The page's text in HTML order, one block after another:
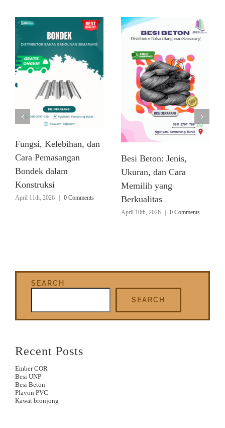
Fungsi, Kelebihan, dan
Cara Pemasangan
Bondek dalam
Konstruksi
April 11th, 2026 0 Comments
Besi Beton: Jenis,
Ukuran, dan Cara
Memilih yang
Berkualitas
April 10th, 2026 0 Comments
SEARCH
SEARCH
Recent Posts
Ember COR
Besi UNP
Besi Beton
Plavon PVC
Kawat bronjong